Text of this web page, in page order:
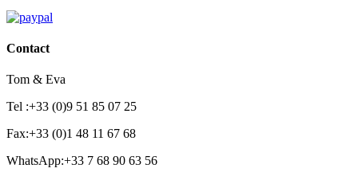
Contact
Tom & Eva
Tel :+33 (0)9 51 85 07 25
Fax:+33 (0)1 48 11 67 68
WhatsApp:+33 7 68 90 63 56